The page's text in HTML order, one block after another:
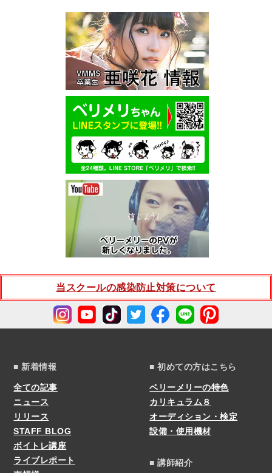
当スクールの感染防止対策について
■ 新着情報
全ての記事
ニュース
リリース
STAFF BLOG
ボイトレ講座
ライブレポート
■ 初めての方はこちら
ベリーメリーの特色
カリキュラム８
オーディション・検定
設備・使用機材
■ 講師紹介